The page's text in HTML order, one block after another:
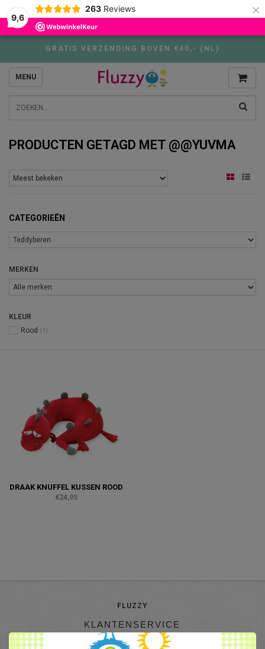
9,6
263 Reviews ×
GRATIS VERZENDING BOVEN €40,- (NL)
MENU
PRODUCTEN GETAGD MET @@YUVMA
CATEGORIEËN
MERKEN
KLEUR
Rood (1)
DRAAK KNUFFEL KUSSEN ROOD
€24,95
FLUZZY
KLANTENSERVICE
INFO@FLUZZY.NL